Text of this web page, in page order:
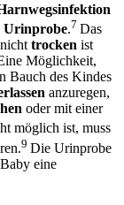
Urinprobe.7 Das
trocken ist
Möglichkeit,
Bauch des Kindes
anzuregen,
oder mit einer
möglich ist, muss
9 Die Urinprobe
eine